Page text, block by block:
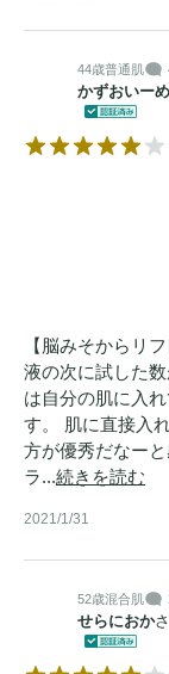
44歳普通肌
かずおいー
【脳みそからリ
液の次に試した
は自分の肌に入
す。 肌に直接入
方が優秀だなー
ラ...続きを読む
2021/1/31
52歳混合肌
せらにおか